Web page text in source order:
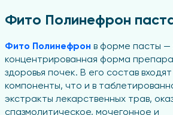
Фито Полинефрон
Фито Полинефрон в форме пасты —
концентрированная форма
здоровья почек. В его состав
компоненты, что и в
экстракты лекарственных трав,
спазмолитическое, мочегонное и